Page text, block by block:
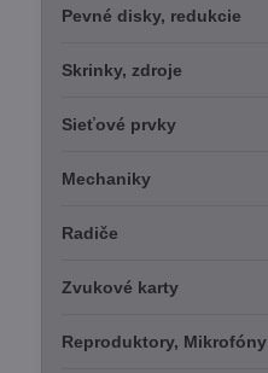
Pevné disky, redukcie
Skrinky, zdroje
Sieťové prvky
Mechaniky
Radiče
Zvukové karty
Reproduktory, Mikrofóny